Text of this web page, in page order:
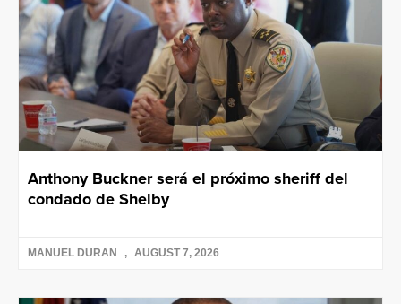
Anthony Buckner será el próximo sheriff del
condado de Shelby
MANUEL DURAN AUGUST 7, 2026